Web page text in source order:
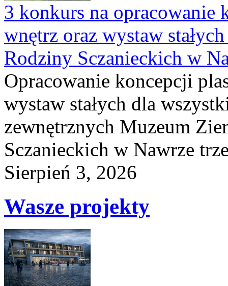
3 konkurs na opracowanie
wnętrz oraz wystaw
Rodziny Sczanieckich w
Opracowanie koncepcji
wystaw stałych dla
zewnętrznych Muzeum
Sczanieckich w Nawrze
Sierpień 3, 2026
Wasze projekty